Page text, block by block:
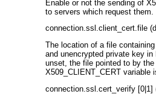
Enable or not the sending of
to servers which request them.
connection.ssl.client_cert.file
The location of a file
and unencrypted private key
unset, the file pointed to by the
X509_CLIENT_CERT variable
connection.ssl.cert_verify [0|1]